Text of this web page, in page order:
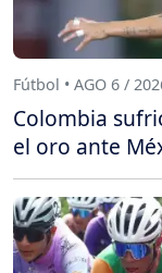
Fútbol • AGO 6 /
Colombia
el oro ante